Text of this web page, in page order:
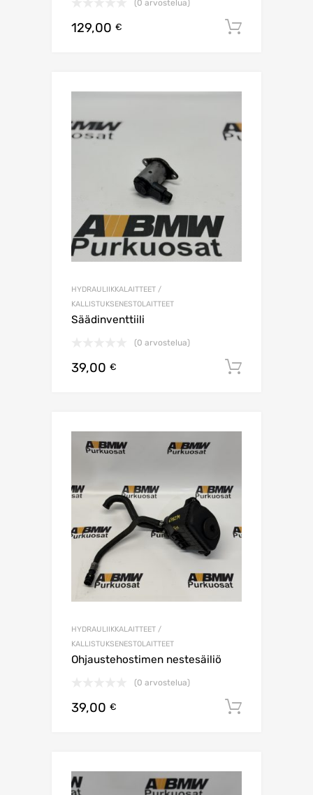
(0 arvostelua)
129,00 €
HYDRAULIIKKALAITTEET /
KALLISTUKSENESTOLAITTEET
Säädinventtiili
(0 arvostelua)
39,00 €
HYDRAULIIKKALAITTEET /
KALLISTUKSENESTOLAITTEET
Ohjaustehostimen nestesäiliö
(0 arvostelua)
39,00 €